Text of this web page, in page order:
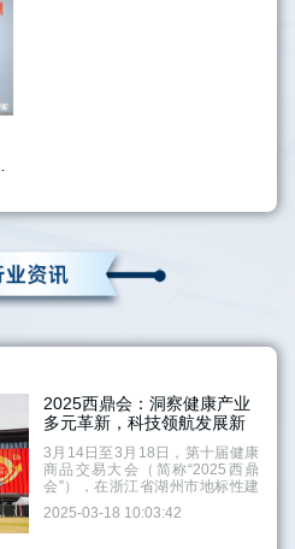
2025西鼎会：洞察健康产业
多元革新，科技领航发展新
3月14日至3月18日，第十届健康
商品交易大会（简称“2025西鼎
会”），在浙江省湖州市地标性建
身西鼎会现场，记者观察到，尽
2025-03-18 10:03:42